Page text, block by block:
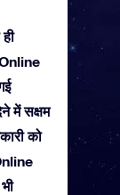
में सक्षम
को